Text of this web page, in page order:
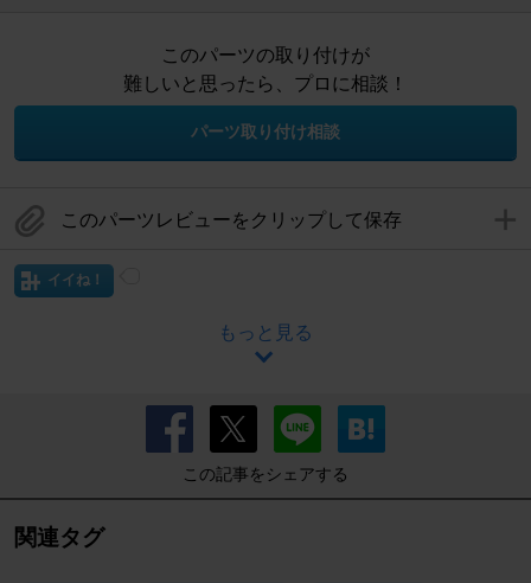
このパーツの取り付けが
難しいと思ったら、プロに相談！
パーツ取り付け相談
このパーツレビューをクリップして保存
イイね！
もっと見る
この記事をシェアする
関連タグ